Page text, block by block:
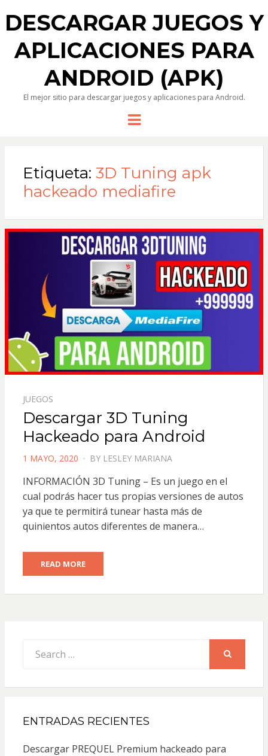
DESCARGAR JUEGOS Y
APLICACIONES PARA
ANDROID (APK)
El mejor sitio para descargar juegos y aplicaciones para Android.
Menu
Etiqueta: 3D Tuning apk
hackeado mediafire
JUEGOS
Descargar 3D Tuning
Hackeado para Android
POSTED
1 MAYO, 2020 BY LESLEY MARIANA
INFORMACIÓN 3D Tuning – Es un juego en el
cual podrás hacer tus propias versiones de autos
ya que te permitirá tunear hasta más de
quinientos autos diferentes de manera…
READ MORE
for:
ENTRADAS RECIENTES
Descargar PREQUEL Premium hackeado para